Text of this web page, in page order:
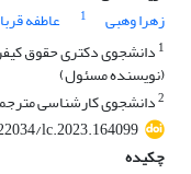
زهرا وهبی
1 عاطفه
1 دانشجوی دکتری حقوق
(نویسنده مسئول)
2دانشجوی کارشناسی
lc.2023.164099
چکیده